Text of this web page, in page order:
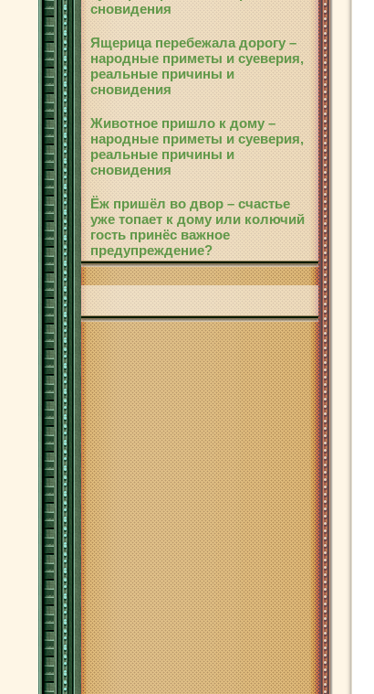
сновидения
Ящерица перебежала дорогу –
народные приметы и суеверия,
реальные причины и
сновидения
Животное пришло к дому –
народные приметы и суеверия,
реальные причины и
сновидения
Ёж пришёл во двор – счастье
уже топает к дому или колючий
гость принёс важное
предупреждение?